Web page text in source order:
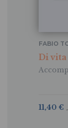
Di
FABIO
11,40 €